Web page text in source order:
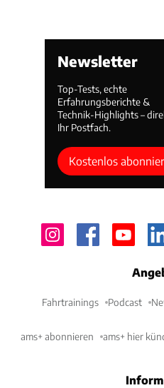
Newsletter
Top-Tests, echte
Erfahrungsberichte &
Technik-Highlights –
Ihr Postfach.
Kostenlos
Fahrtrainings Podcast
ams+ abonnieren ams+ hier